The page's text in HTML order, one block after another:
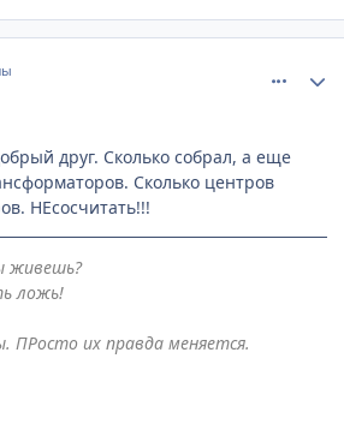
друг. Сколько собрал, а еще
Сколько центров
НЕсосчитать!!!
живешь?
ложь!
ПРосто их правда меняется.